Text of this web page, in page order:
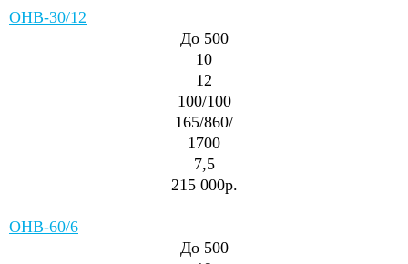
ОНВ-30/12
До 500
10
12
100/100
165/860/
1700
7,5
215 000р.
ОНВ-60/6
До 500